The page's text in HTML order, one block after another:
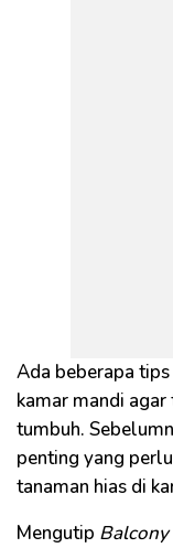
Ada beberapa
kamar mandi
tumbuh.
penting yang
tanaman hias di
Mengutip Balcony